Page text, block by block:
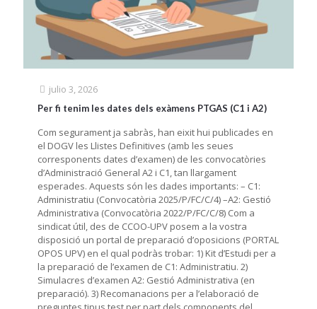
julio 3, 2026
Per fi tenim les dates dels exàmens PTGAS (C1 i A2)
Com segurament ja sabràs, han eixit hui publicades en
el DOGV les Llistes Definitives (amb les seues
corresponents dates d’examen) de les convocatòries
d’Administració General A2 i C1, tan llargament
esperades. Aquests són les dades importants: – C1:
Administratiu (Convocatòria 2025/P/FC/C/4) –A2: Gestió
Administrativa (Convocatòria 2022/P/FC/C/8) Com a
sindicat útil, des de CCOO-UPV posem a la vostra
disposició un portal de preparació d’oposicions (PORTAL
OPOS UPV) en el qual podràs trobar: 1) Kit d’Estudi per a
la preparació de l’examen de C1: Administratiu. 2)
Simulacres d’examen A2: Gestió Administrativa (en
preparació). 3) Recomanacions per a l’elaboració de